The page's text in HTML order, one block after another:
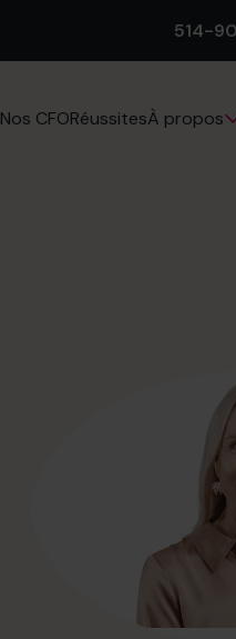
514-
Nos CFORéussitesÀ propos